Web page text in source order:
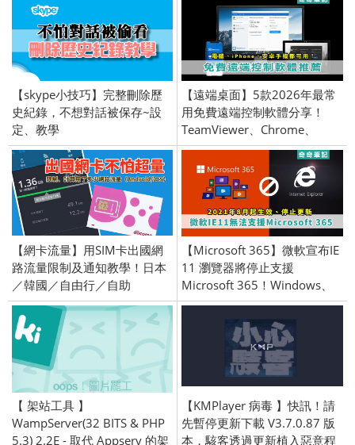
【skype小技巧】完整刪除歷
史紀錄，不想對話被保存~設
定、教學
【遠端桌面】5款2026年最常
用免費遠端控制軟體分享！
TeamViewer、Chrome、
AnyDesk、Wayk Now、
DeskIn
【網卡流量】用SIM卡出國網
路流量限制及通知教學！日本
／韓國／自由行／自助
（Android/iOS）
【Microsoft 365】微軟宣布IE
11 瀏覽器將停止支援
Microsoft 365！Windows、
Outlook、OneDrive
【 架站工具 】
WampServer(32 BITS & PHP
5.3) 2.2E - 取代 Appserv 的架
【KMPlayer 病毒 】快訊！請
先暫停更新下載 V3.7.0.87 版
本，駭客透過更新植入惡意程